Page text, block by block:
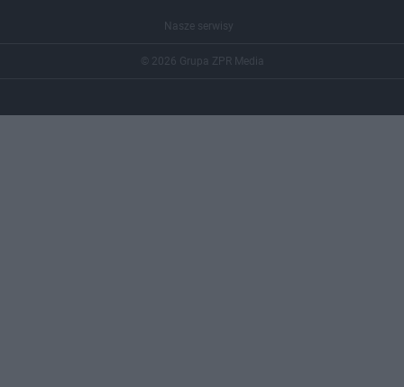
Nasze serwisy
© 2026 Grupa ZPR Media